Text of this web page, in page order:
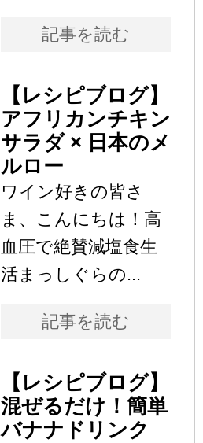
記事を読む
【レシピブログ】
アフリカンチキン
サラダ × 日本のメ
ルロー
ワイン好きの皆さ
ま、こんにちは！高
血圧で絶賛減塩食生
活まっしぐらの...
記事を読む
【レシピブログ】
混ぜるだけ！簡単
バナナドリンク